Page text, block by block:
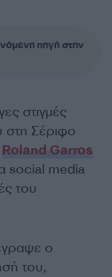
πηγή στην
στιγμές
Σέριφο
Roland Garros
social media
του
ο
του,